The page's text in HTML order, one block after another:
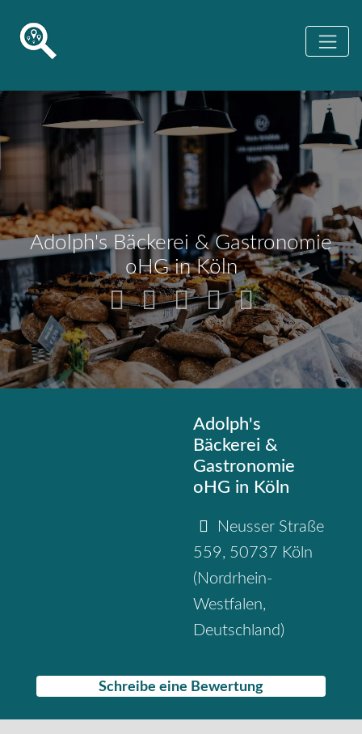
Adolph's Bäckerei & Gastronomie
oHG in Köln
Adolph's
Bäckerei &
Gastronomie
oHG in Köln
Neusser Straße
559, 50737 Köln
( Nordrhein-
Westfalen,
Deutschland)
Schreibe eine Bewertung